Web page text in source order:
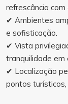
refrescância com
✔ Ambientes
e sofisticação.
✔ Vista
tranquilidade em
✔ Localização
pontos